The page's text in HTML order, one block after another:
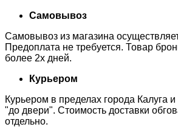
Самовывоз
Самовывоз из магазина
Предоплата не требуется. Товар
более 2х дней.
Курьером
Курьером в пределах города Калуга
"до двери". Стоимость доставки
отдельно.